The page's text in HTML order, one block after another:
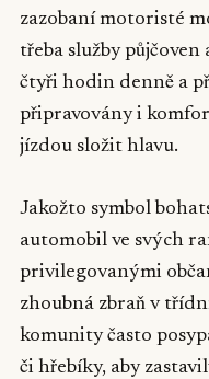
zazobaní motoristé
třeba služby
čtyři hodin denně a
připravovány i
jízdou složit hlavu.
Jakožto symbol
automobil ve svých
privilegovanými
zhoubná zbraň v
komunity často
či hřebíky, aby